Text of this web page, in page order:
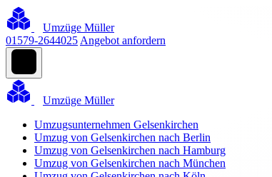
Umzüge Müller
01579-2644025 Angebot anfordern
Umzüge Müller
Umzugsunternehmen Gelsenkirchen
Umzug von Gelsenkirchen nach Berlin
Umzug von Gelsenkirchen nach Hamburg
Umzug von Gelsenkirchen nach München